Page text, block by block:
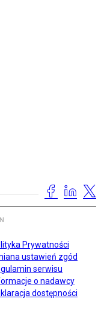
Prywatności
ustawień zgód
serwisu
o nadawcy
dostępności